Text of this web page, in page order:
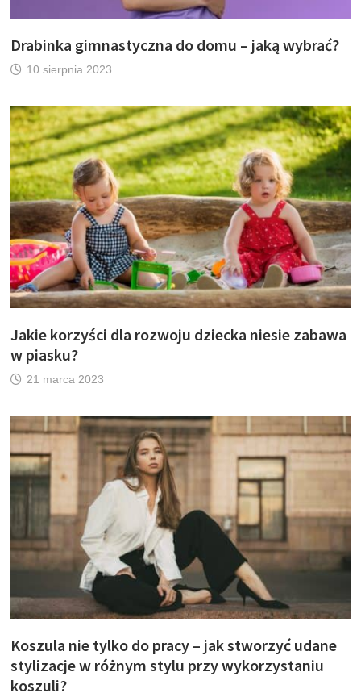
Drabinka gimnastyczna do domu – jaką wybrać?
10 sierpnia 2023
Jakie korzyści dla rozwoju dziecka niesie zabawa
w piasku?
21 marca 2023
Koszula nie tylko do pracy – jak stworzyć udane
stylizacje w różnym stylu przy wykorzystaniu
koszuli?